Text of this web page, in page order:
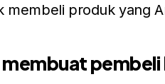
membeli produk yang
membuat